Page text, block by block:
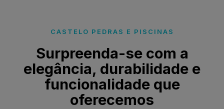
CASTELO PEDRAS E PISCINAS
Surpreenda-se com a
elegância, durabilidade e
funcionalidade que
oferecemos